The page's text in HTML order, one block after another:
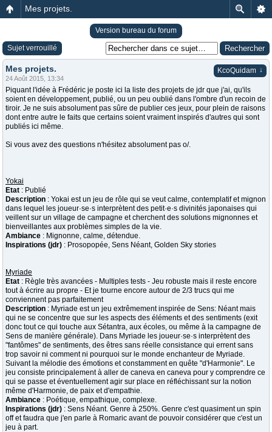
Mes projets.
Version bureau du forum
Sujet verrouillé
KcoQuidam ↓
Mes projets.
24 Août 2015, 13:34
Piquant l'idée à Frédéric je poste ici la liste des projets de jdr que j'ai, qu'ils
soient en développement, publié, ou un peu oublié dans l'ombre d'un recoin de
tiroir. Je ne suis absolument pas sûre de publier ces jeux, pour plein de raisons
dont entre autre le faits que certains soient vraiment inspirés d'autres qui sont
publiés ici même.
Si vous avez des questions n'hésitez absolument pas o/.
Yokai
Etat : Publié
Description : Yokai est un jeu de rôle qui se veut calme, contemplatif et mignon
dans lequel les joueur·se·s interprètent des petit·e·s divinités japonaises qui
veillent sur un village de campagne et cherchent des solutions mignonnes et
bienveillantes aux problèmes simples de la vie.
Ambiance : Mignonne, calme, détendue.
Inspirations (jdr) : Prosopopée, Sens Néant, Golden Sky stories
Myriade
Etat : Règle très avancées - Multiples tests - Jeu robuste mais il reste encore
tout à écrire au propre - Et je tourne encore autour de 2/3 trucs qui me
conviennent pas parfaitement
Description : Myriade est un jeu extrêmement inspirée de Sens: Néant mais
qui ne se concentre que sur les aspects des éléments et des sentiments (exit
donc tout ce qui touche aux Sétantra, aux écoles, ou même à la campagne de
Sens de manière générale). Dans Myriade les joueur·se·s interprètent des
"fantômes" de sentiments, des êtres sans réelle consistance qui errent sans
trop savoir ni comment ni pourquoi sur le monde enchanteur de Myriade.
Suivant la mélodie des émotions et constamment en quête "d'Harmonie". Le
jeu consiste principalement à aller de caneva en caneva pour y comprendre ce
qui se passe et éventuellement agir sur place en réfléchissant sur la notion
même d'Harmonie, de paix et d'empathie.
Ambiance : Poétique, empathique, complexe.
Inspirations (jdr) : Sens Néant. Genre à 250%. Genre c'est quasiment un spin
off et faudra que j'en parle à Romaric avant de pouvoir considérer que c'est un
jeu à part.